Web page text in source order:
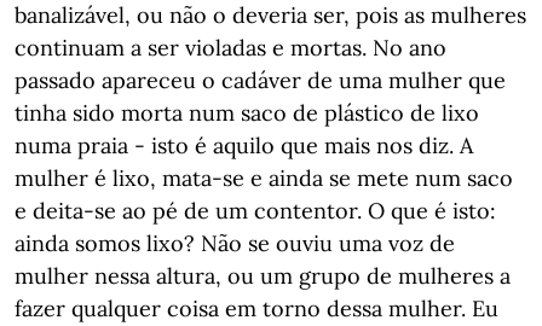
banalizável, ou não o deveria ser, pois as mulheres
continuam a ser violadas e mortas. No ano
passado apareceu o cadáver de uma mulher que
tinha sido morta num saco de plástico de lixo
numa praia - isto é aquilo que mais nos diz. A
mulher é lixo, mata-se e ainda se mete num saco
e deita-se ao pé de um contentor. O que é isto:
ainda somos lixo? Não se ouviu uma voz de
mulher nessa altura, ou um grupo de mulheres a
fazer qualquer coisa em torno dessa mulher. Eu